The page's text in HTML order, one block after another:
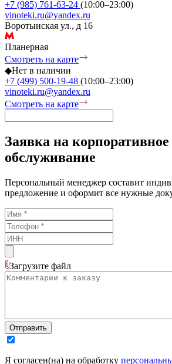
+7 (985) 761-63-24 (10:00–23:00)
vinoteki.ru@yandex.ru
Воротынская ул., д 16
Планерная
Смотреть на карте
◆Нет в наличии
+7 (499) 500-19-48 (10:00–23:00)
vinoteki.ru@yandex.ru
Смотреть на карте
Заявка на корпоративное
обслуживание
Персональный менеджер составит
предложение и оформит все нужные
Загрузите файл
Отправить
Я согласен(на) на обработку